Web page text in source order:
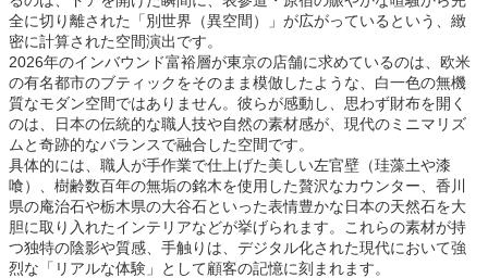
全に切り離された「別世界（異空間）」が広がっているという、緻
密に計算された空間演出です。
2026年のインバウンド富裕層が東京の店舗に求めているのは、欧米
の有名都市のブティックをそのまま模倣したような、白一色の無機
質なモダン空間ではありません。彼らが感動し、思わず財布を開く
のは、日本の伝統的な職人技や自然の素材感が、現代のミニマリズ
ムと奇跡的なバランスで融合した空間です。
具体的には、職人が手作業で仕上げた美しい左官壁（珪藻土や漆
喰）、樹齢数百年の無垢の銘木を使用した贅沢なカウンター、香川
県の庵治石や栃木県の大谷石といった表情豊かな日本の天然石を大
胆に取り入れたインテリアなどが挙げられます。これらの素材が持
つ独特の陰影や質感、手触りは、デジタル化された現代において強
烈な「リアルな体験」として顧客の記憶に刻まれます。